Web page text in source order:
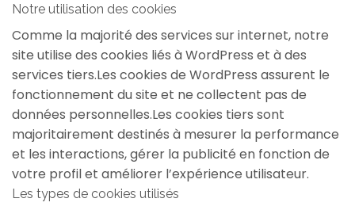
Notre utilisation des cookies
Comme la majorité des services sur internet, notre
site utilise des cookies liés à WordPress et à des
services tiers.Les cookies de WordPress assurent le
fonctionnement du site et ne collectent pas de
données personnelles.Les cookies tiers sont
majoritairement destinés à mesurer la performance
et les interactions, gérer la publicité en fonction de
votre profil et améliorer l’expérience utilisateur.
Les types de cookies utilisés